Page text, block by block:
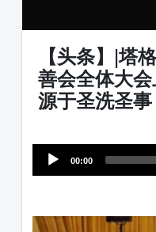
【头条】|塔
善会全体大
源于圣洗圣事
Player
00:00